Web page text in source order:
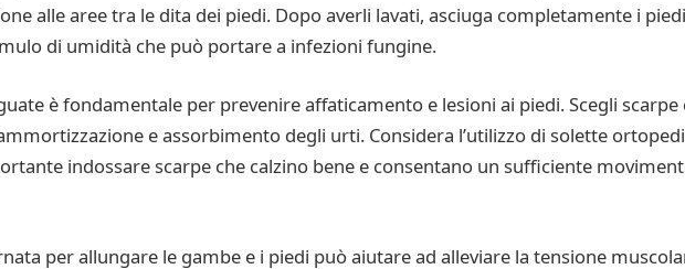
alle aree tra le dita dei piedi. Dopo averli lavati, asciuga completamente i
di umidità che può portare a infezioni fungine.
è fondamentale per prevenire affaticamento e lesioni ai piedi. Scegli
e assorbimento degli urti. Considera l’utilizzo di solette
indossare scarpe che calzino bene e consentano un sufficiente
per allungare le gambe e i piedi può aiutare ad alleviare la tensione